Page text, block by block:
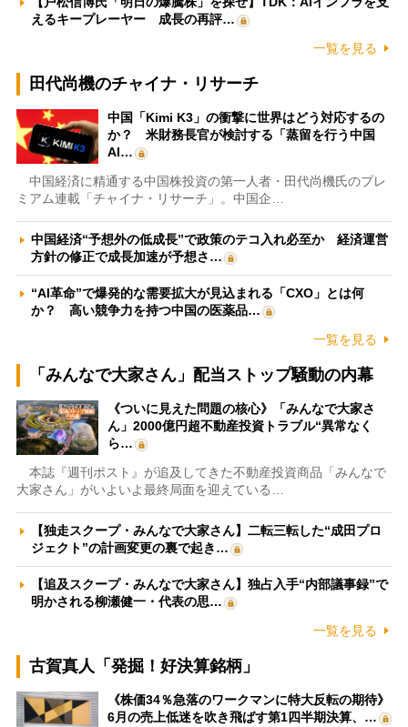
えるキープレーヤー 成長の再評…
一覧を見る
田代尚機のチャイナ・リサーチ
中国「Kimi K3」の衝撃に世界はどう対応するの
か？ 米財務長官が検討する「蒸留を行う中国
AI…
中国経済に精通する中国株投資の第一人者・田代尚機氏のプレ
ミアム連載「チャイナ・リサーチ」。中国企…
中国経済“予想外の低成長”で政策のテコ入れ必至か 経済運営
方針の修正で成長加速が予想さ…
“AI革命”で爆発的な需要拡大が見込まれる「CXO」とは何
か？ 高い競争力を持つ中国の医薬品…
一覧を見る
「みんなで大家さん」配当ストップ騒動の内幕
《ついに見えた問題の核心》「みんなで大家さ
ん」2000億円超不動産投資トラブル“異常なく
ら…
本誌『週刊ポスト』が追及してきた不動産投資商品「みんなで
大家さん」がいよいよ最終局面を迎えている…
【独走スクープ・みんなで大家さん】二転三転した“成田プロ
ジェクト”の計画変更の裏で起き…
【追及スクープ・みんなで大家さん】独占入手“内部議事録”で
明かされる柳瀬健一・代表の思…
一覧を見る
古賀真人「発掘！好決算銘柄」
《株価34％急落のワークマンに特大反転の期待》
6月の売上低迷を吹き飛ばす第1四半期決算、…